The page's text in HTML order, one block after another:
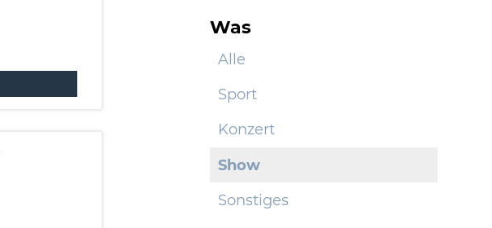
Was
Alle
Sport
Konzert
Show
Sonstiges